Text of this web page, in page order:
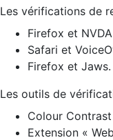
Les vérifications de
Firefox et
Safari et
Firefox et Jaws.
Les outils de
Colour
Extension «